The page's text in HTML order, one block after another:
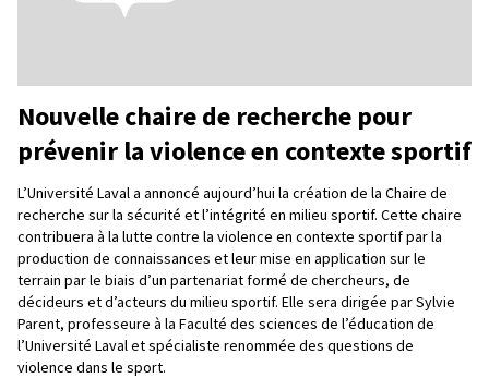
Nouvelle chaire de recherche pour
prévenir la violence en contexte sportif
L’Université Laval a annoncé aujourd’hui la création de la Chaire de
recherche sur la sécurité et l’intégrité en milieu sportif. Cette chaire
contribuera à la lutte contre la violence en contexte sportif par la
production de connaissances et leur mise en application sur le
terrain par le biais d’un partenariat formé de chercheurs, de
décideurs et d’acteurs du milieu sportif. Elle sera dirigée par Sylvie
Parent, professeure à la Faculté des sciences de l’éducation de
l’Université Laval et spécialiste renommée des questions de
violence dans le sport.